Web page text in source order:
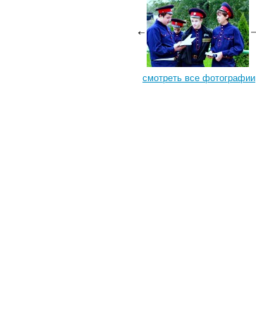
смотреть все фотографии